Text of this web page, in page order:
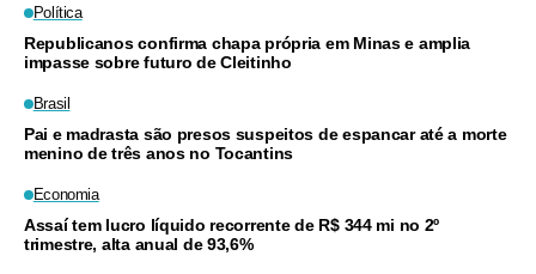
Política
Republicanos confirma chapa própria em Minas e amplia
impasse sobre futuro de Cleitinho
Brasil
Pai e madrasta são presos suspeitos de espancar até a morte
menino de três anos no Tocantins
Economia
Assaí tem lucro líquido recorrente de R$ 344 mi no 2º
trimestre, alta anual de 93,6%